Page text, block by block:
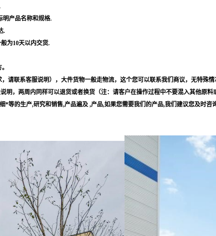
明产品名称和规格.
.
为10天以内交货.
请联系客服说明），大件货物一般走物流，这个您可以联系我们商议，无特殊
，两周内同样可以退货或者换货（注：请客户在操作过程中不要混入其他原料
等的生产,研究和销售,产品遍及 ,产品,如果您需要我们的产品,我们建议您及时咨